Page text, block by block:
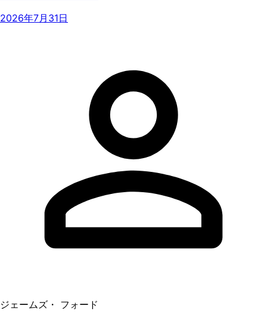
2026年7月31日
ジェームズ・ フォード